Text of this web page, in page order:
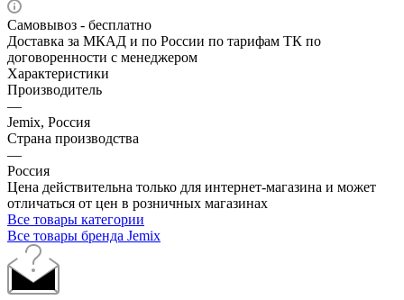
Самовывоз - бесплатно
Доставка за МКАД и по России по тарифам ТК по
договоренности с менеджером
Характеристики
Производитель
—
Jemix, Россия
Страна производства
—
Россия
Цена действительна только для интернет-магазина и может
отличаться от цен в розничных магазинах
Все товары категории
Все товары бренда Jemix